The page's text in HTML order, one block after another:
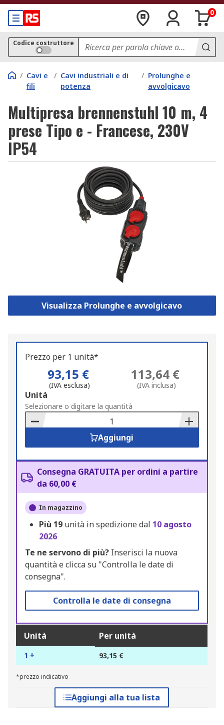
0
Codice costruttore
/ Cavi e
fili
/ Cavi industriali e di
potenza
/ Prolunghe e
avvolgicavo
Multipresa brennenstuhl 10 m, 4
prese Tipo e - Francese, 230V
IP54
Visualizza Prolunghe e avvolgicavo
Prezzo per 1 unità*
93,15 €
(IVA esclusa)
113,64 €
(IVA inclusa)
Add
to
Basket
Unità
Selezionare o digitare la quantità
Aggiungi
Consegna GRATUITA per ordini a partire
da 60,00 €
In magazzino
Più 19 unità in spedizione dal 10 agosto
2026
Te ne servono di più? Inserisci la nuova
quantità e clicca su "Controlla le date di
consegna".
Controlla le date di consegna
Unità Per unità
1 + 93,15 €
*prezzo indicativo
Aggiungi alla tua lista